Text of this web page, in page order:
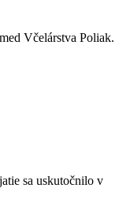
Včelárstva Poliak.
sa uskutočnilo v